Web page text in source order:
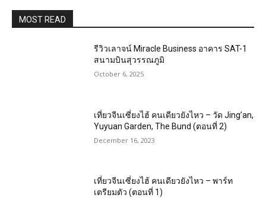
MOST READ
รีวิวเลาจน์ Miracle Business อาคาร SAT-1
สนามบินสุวรรณภูมิ
October 6, 2025
เที่ยวจีนเซี่ยงไฮ้ คนเดียวยังไหว – วัด Jing’an,
Yuyuan Garden, The Bund (ตอนที่ 2)
December 16, 2023
เที่ยวจีนเซี่ยงไฮ้ คนเดียวยังไหว – พาร์ท
เตรียมตัว (ตอนที่ 1)